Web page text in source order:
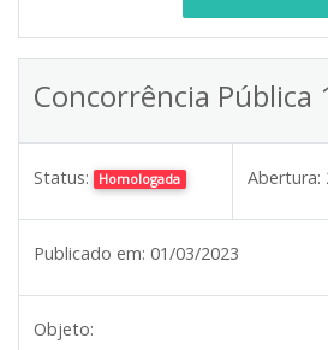
Concorrência Pública
Status: Homologada Abertura:
Publicado em: 01/03/2023
Objeto: